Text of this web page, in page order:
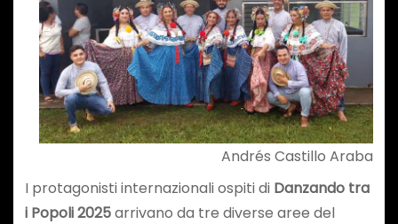
Andrés Castillo Araba
I protagonisti internazionali ospiti di Danzando tra
i Popoli 2025arrivano da tre diverse aree del